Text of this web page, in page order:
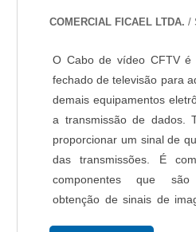
COMERCIAL FICAEL LTDA. /
O Cabo de vídeo CFTV é
fechado de televisão para
demais equipamentos
a transmissão de dados.
proporcionar um sinal de
das transmissões. É
componentes que
obtenção de sinais de